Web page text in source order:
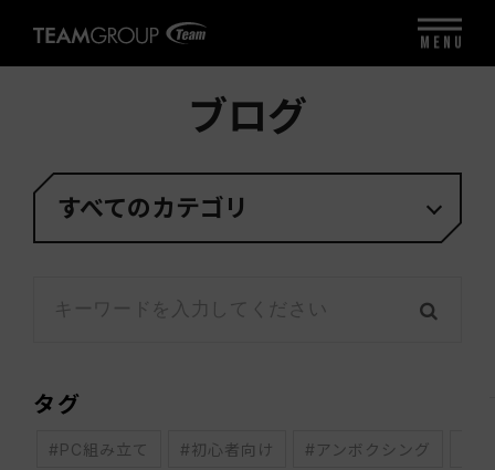
ブログ
すべてのカテゴリ
タグ
#PC組み立て #初心者向け #アンボクシング
MENU